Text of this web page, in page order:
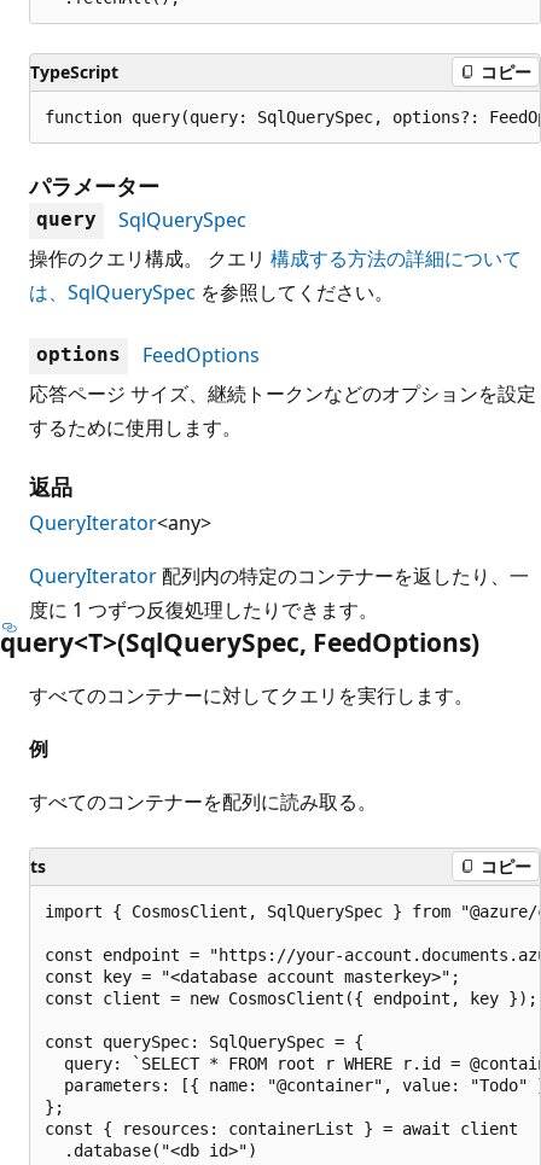
TypeScript コピー
function query(query: SqlQuerySpec, options?:
パラメーター
query
SqlQuerySpec
操作のクエリ構成。 クエリ 構成する方法の詳細について
は、SqlQuerySpec を参照してください。
options
FeedOptions
応答ページ サイズ、継続トークンなどのオプションを設定
するために使用します。
返品
QueryIterator<any>
QueryIterator配列内の特定のコンテナーを返したり、一
度に 1 つずつ反復処理したりできます。
query<T>(SqlQuerySpec, FeedOptions)
すべてのコンテナーに対してクエリを実行します。
例
すべてのコンテナーを配列に読み取る。
ts コピー
import { CosmosClient, SqlQuerySpec } from "@azure/
const endpoint = "https://your-
const key = "<database account masterkey>";
const client = new CosmosClient({ endpoint, key });
const querySpec: SqlQuerySpec = {
query: `SELECT * FROM root r WHERE r.id =
parameters: [{ name: "@container", value: "Todo"
};
const { resources: containerList } = await client
  .database("<db id>")